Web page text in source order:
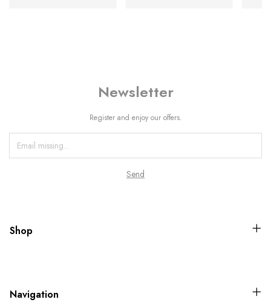
Newsletter
Register and enjoy our offers.
Shop
Navigation